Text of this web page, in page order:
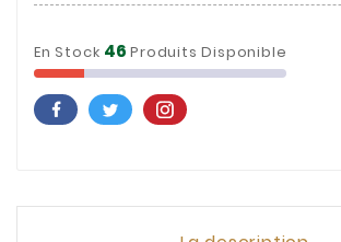
En Stock 46Produits Disponible